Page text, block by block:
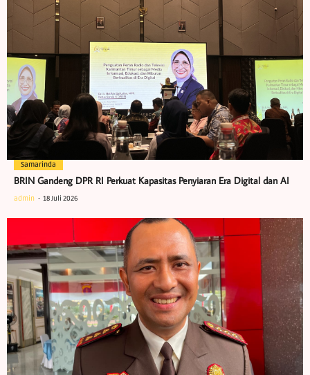
Samarinda
BRIN Gandeng DPR RI Perkuat Kapasitas Penyiaran Era Digital dan AI
admin 18 Juli 2026